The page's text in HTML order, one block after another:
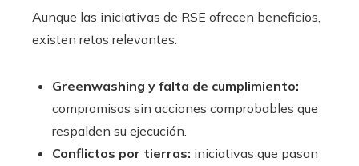
Aunque las iniciativas de RSE ofrecen beneficios,
existen retos relevantes:
Greenwashing y falta de cumplimiento:
compromisos sin acciones comprobables que
respalden su ejecución.
Conflictos por tierras: iniciativas que pasan